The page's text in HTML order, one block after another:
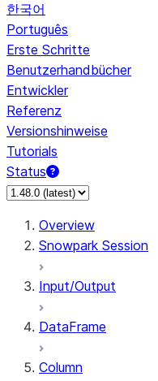
한국어
Português
Erste Schritte
Benutzerhandbücher
Entwickler
Referenz
Versionshinweise
Tutorials
Status
Overview
Snowpark Session
Input/Output
DataFrame
Column